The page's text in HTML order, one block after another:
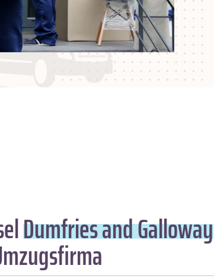
Dumfries and Galloway